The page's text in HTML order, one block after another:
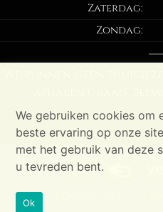
Zaterdag:
Zondag:
Cash
We gebruiken cookies om
beste ervaring op onze
met het gebruik van deze
u tevreden bent.
Ok